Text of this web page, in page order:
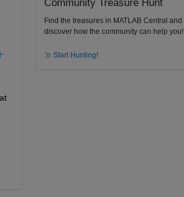
Community Treasure Hunt
Find the treasures in MATLAB Central and
discover how the community can help you!
Start Hunting!